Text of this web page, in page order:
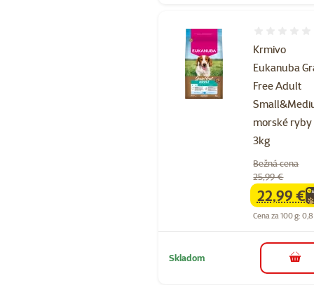
Krmivo
Eukanuba
Free Adult
morské ryby
3kg
Bežná cena
25,99 €
family
22,99 €
Cena za 100 g:
Skladom do